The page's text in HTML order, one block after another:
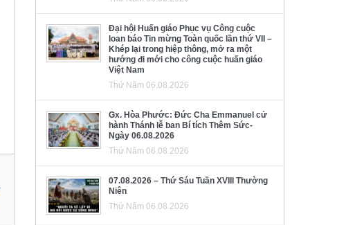
Đại hội Huấn giáo Phục vụ Công cuộc
loan báo Tin mừng Toàn quốc lần thứ VII –
Khép lại trong hiệp thông, mở ra một
hướng đi mới cho công cuộc huấn giáo
Việt Nam
Thứ Năm 06.08.2026
Gx. Hòa Phước: Đức Cha Emmanuel cử
hành Thánh lễ ban Bí tích Thêm Sức-
Ngày 06.08.2026
Thứ Năm 06.08.2026
07.08.2026 – Thứ Sáu Tuần XVIII Thường
Niên
Thứ Năm 06.08.2026